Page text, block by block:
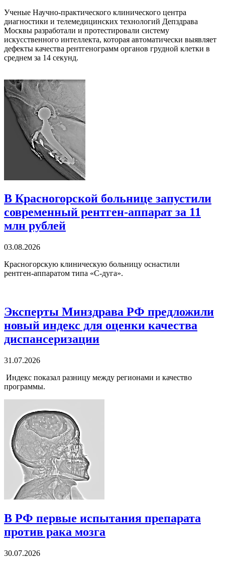
Ученые Научно-практического клинического центра
диагностики и телемедицинских технологий Депздрава
Москвы разработали и протестировали систему
искусственного интеллекта, которая автоматически выявляет
дефекты качества рентгенограмм органов грудной клетки в
среднем за 14 секунд.
В Красногорской больнице запустили
современный рентген‑аппарат за 11
млн рублей
03.08.2026
Красногорскую клиническую больницу оснастили
рентген‑аппаратом типа «С‑дуга».
Эксперты Минздрава РФ предложили
новый индекс для оценки качества
диспансеризации
31.07.2026
Индекс показал разницу между регионами и качество
программы.
В РФ первые испытания препарата
против рака мозга
30.07.2026